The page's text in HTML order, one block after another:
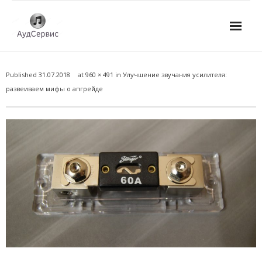
- Ремонт автомагнитол
- Ремонт активной акустики
- Ремонт домашних кинотеатров
- Ремонт музыкальных центров
- Ремонт аудио для клубов, ресторанов, школ
- Изготовление усилителей
Published 31.07.2018 at 960 × 491 in Улучшение звучания усилителя:
развеиваем мифы о апгрейде